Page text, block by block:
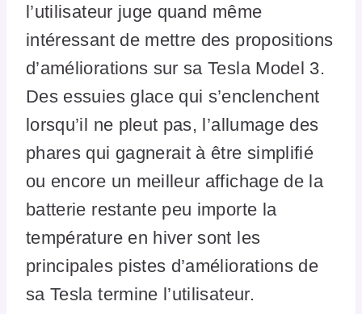
l’utilisateur juge quand même
intéressant de mettre des propositions
d’améliorations sur sa Tesla Model 3.
Des essuies glace qui s’enclenchent
lorsqu’il ne pleut pas, l’allumage des
phares qui gagnerait à être simplifié
ou encore un meilleur affichage de la
batterie restante peu importe la
température en hiver sont les
principales pistes d’améliorations de
sa Tesla termine l’utilisateur.